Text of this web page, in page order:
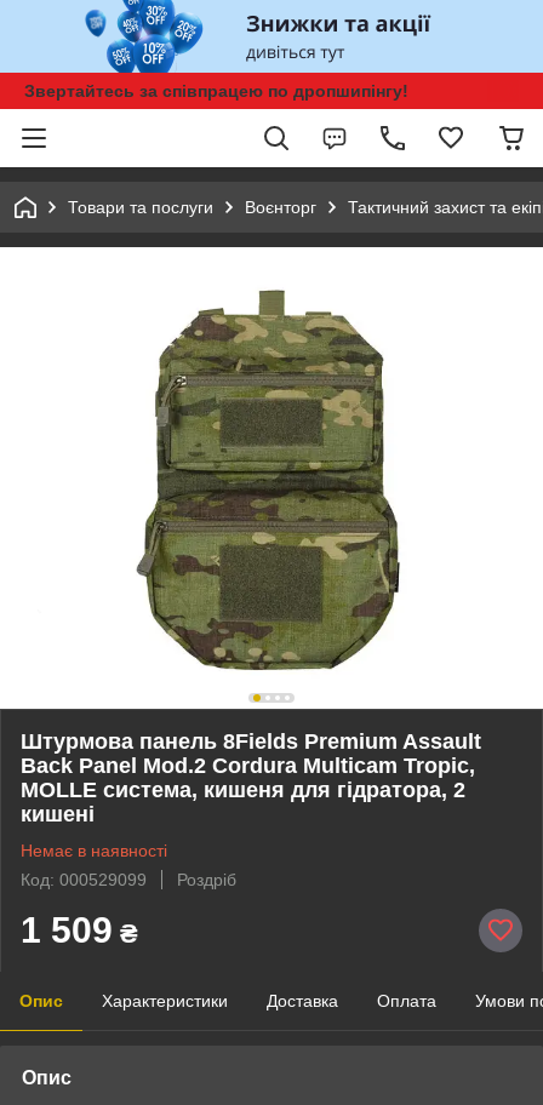
Звертайтесь за співпрацею по дропшипінгу!
Товари та послуги Воєнторг Тактичний захист та
Штурмова панель 8Fields Premium Assault
Back Panel Mod.2 Cordura Multicam Tropic,
MOLLE система, кишеня для гідратора, 2
кишені
Немає в наявності
Код: 000529099
Роздріб
1 509 ₴
Опис Характеристики Доставка Оплата Умови
Опис